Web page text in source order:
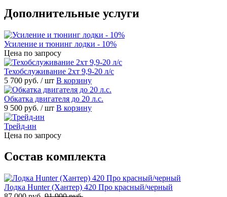
Дополнительные услуги
Усиление и тюнинг лодки - 10%
Цена по запросу
Техобслуживание 2хт 9,9-20 л/с
5 700 руб. / шт В корзину
Обкатка двигателя до 20 л.с.
9 500 руб. / шт В корзину
Трейд-ин
Цена по запросу
Состав комплекта
Лодка Hunter (Хантер) 420 Про красный/черный